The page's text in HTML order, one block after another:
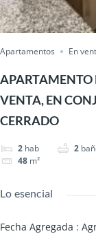
Apartamentos En
APARTAMENTO
VENTA, EN
CERRADO
2 hab 2
48 m²
Lo esencial
Fecha Agregada :